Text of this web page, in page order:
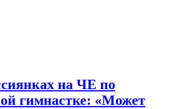
на ЧЕ по
гимнастке: «Может